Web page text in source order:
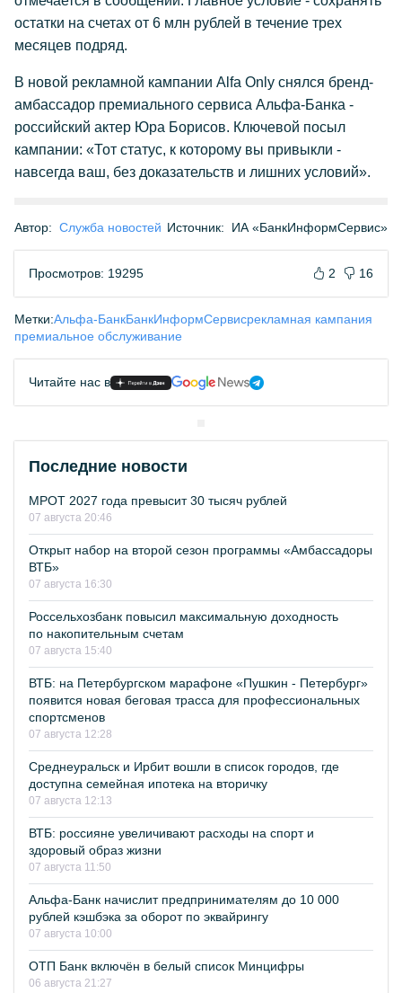
остатки на счетах от 6 млн рублей в течение трех
месяцев подряд.
В новой рекламной кампании Alfa Only снялся бренд-
амбассадор премиального сервиса Альфа-Банка -
российский актер Юра Борисов. Ключевой посыл
кампании: «Тот статус, к которому вы привыкли -
навсегда ваш, без доказательств и лишних условий».
Автор: Служба новостей Источник: ИА «БанкИнформСервис»
Просмотров: 19295 2 16
Метки:Альфа-БанкБанкИнформСервисрекламная кампания
премиальное обслуживание
Читайте нас в
Последние новости
МРОТ 2027 года превысит 30 тысяч рублей
07 августа 20:46
Открыт набор на второй сезон программы «Амбассадоры
ВТБ»
07 августа 16:30
Россельхозбанк повысил максимальную доходность
по накопительным счетам
07 августа 15:40
ВТБ: на Петербургском марафоне «Пушкин - Петербург»
появится новая беговая трасса для профессиональных
спортсменов
07 августа 12:28
Среднеуральск и Ирбит вошли в список городов, где
доступна семейная ипотека на вторичку
07 августа 12:13
ВТБ: россияне увеличивают расходы на спорт и
здоровый образ жизни
07 августа 11:50
Альфа-Банк начислит предпринимателям до 10 000
рублей кэшбэка за оборот по эквайрингу
07 августа 10:00
ОТП Банк включён в белый список Минцифры
06 августа 21:27